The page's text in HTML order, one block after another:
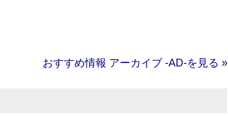
おすすめ情報 アーカイブ ‐AD‐を見る »